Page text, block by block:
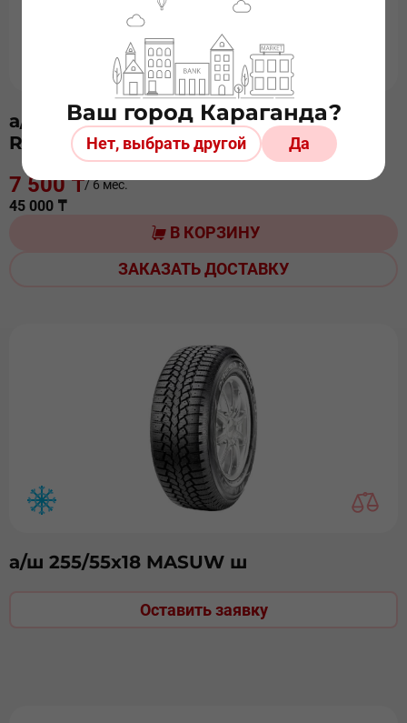
а/ш 255/55 х18 HABILEAD (KAPSEN)
RW506 ш
7 500 ₸/ 6 мес.
45 000 ₸
В КОРЗИНУ
ЗАКАЗАТЬ ДОСТАВКУ
а/ш 255/55х18 MASUW ш
Оставить заявку
Ваш город Караганда?
Нет, выбрать другой Да